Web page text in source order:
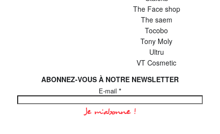
The Face shop
The saem
Tocobo
Tony Moly
Ultru
VT Cosmetic
ABONNEZ-VOUS À NOTRE NEWSLETTER
E-mail *